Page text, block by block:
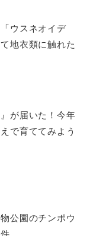
ウスネオイデ
地衣類に触れた
が届いた！今年
で育ててみよう
公園のチンポウ